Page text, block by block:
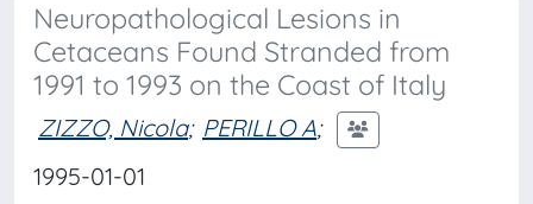
Neuropathological Lesions in
Cetaceans Found Stranded from
1991 to 1993 on the Coast of Italy
ZIZZO, Nicola; PERILLO A;
1995-01-01